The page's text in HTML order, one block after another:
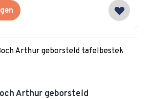
Arthur geborsteld